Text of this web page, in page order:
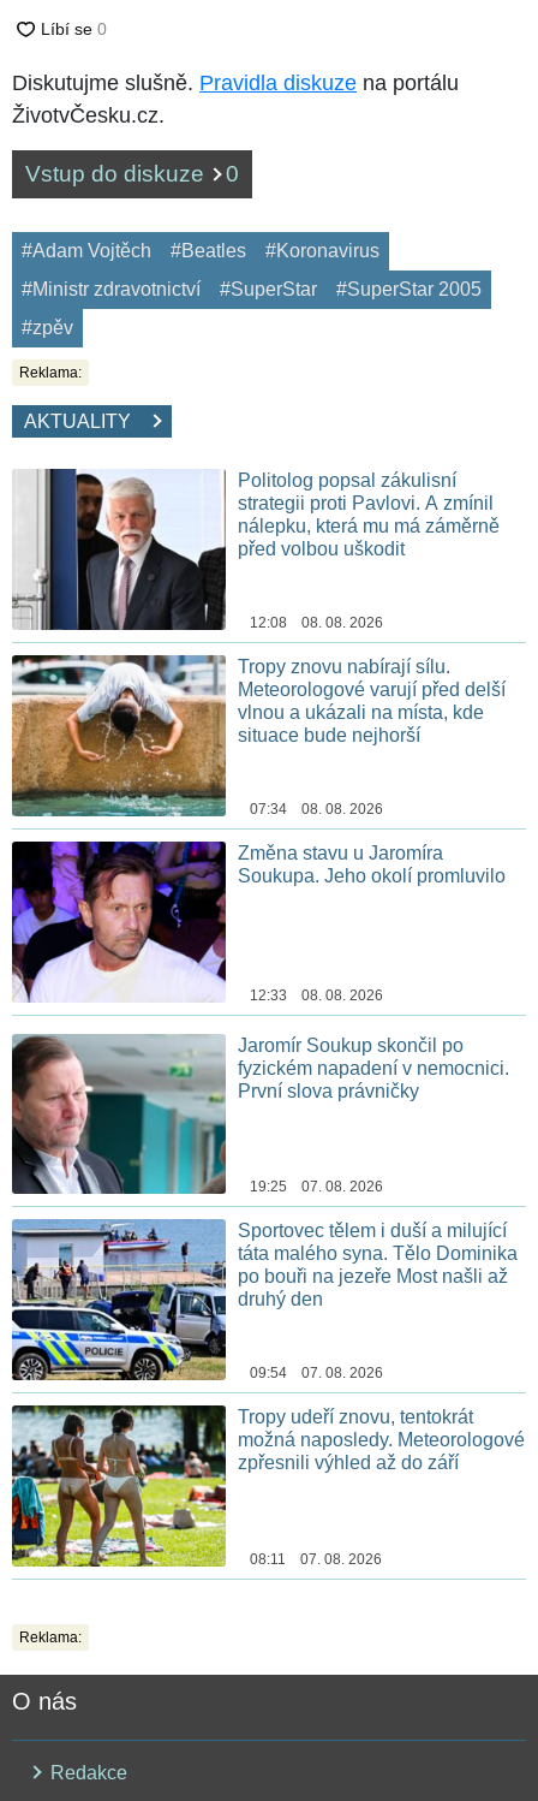
Diskutujme slušně. Pravidla diskuze na portálu
ŽivotvČesku.cz.
Vstup do diskuze 0
#Adam Vojtěch #Beatles
#Koronavirus
#Ministr zdravotnictví
#SuperStar
#SuperStar 2005
#zpěv
Reklama:
AKTUALITY
Politolog popsal zákulisní
strategii proti Pavlovi. A zmínil
nálepku, která mu má záměrně
před volbou uškodit
12:08 08. 08. 2026
Tropy znovu nabírají sílu.
Meteorologové varují před delší
vlnou a ukázali na místa, kde
situace bude nejhorší
07:34 08. 08. 2026
Změna stavu u Jaromíra
Soukupa. Jeho okolí promluvilo
12:33 08. 08. 2026
Jaromír Soukup skončil po
fyzickém napadení v nemocnici.
První slova právničky
19:25 07. 08. 2026
Sportovec tělem i duší a milující
táta malého syna. Tělo Dominika
po bouři na jezeře Most našli až
druhý den
09:54 07. 08. 2026
Tropy udeří znovu, tentokrát
možná naposledy. Meteorologové
zpřesnili výhled až do září
08:11 07. 08. 2026
Reklama:
O nás
Redakce